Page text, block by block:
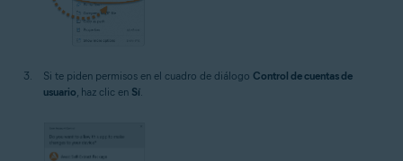
Si te piden permisos en el cuadro de diálogo Control de cuentas de
usuario , haz clic en Sí